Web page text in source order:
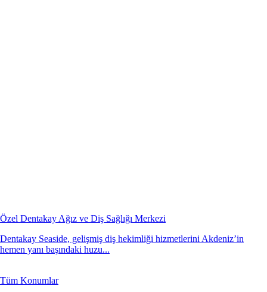
Özel Dentakay Ağız ve Diş Sağlığı Merkezi
Dentakay Seaside, gelişmiş diş hekimliği hizmetlerini Akdeniz’in
hemen yanı başındaki huzu...
Tüm Konumlar